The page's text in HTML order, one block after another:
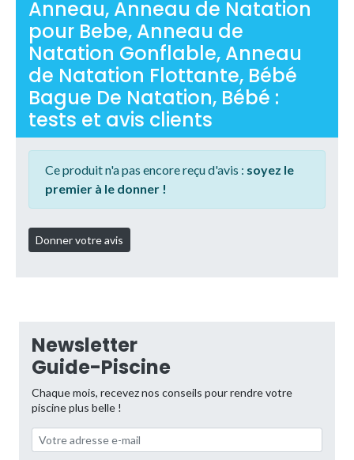
Anneau, Anneau de Natation
pour Bebe, Anneau de
Natation Gonflable, Anneau
de Natation Flottante, Bébé
Bague De Natation, Bébé :
tests et avis clients
Ce produit n'a pas encore reçu d'avis : soyez le
premier à le donner !
Newsletter
Guide-Piscine
Chaque mois, recevez nos conseils pour rendre votre
piscine plus belle !